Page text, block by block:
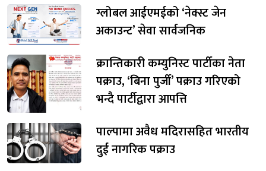
ग्लोबल आईएमईको ‘नेक्स्ट जेन
अकाउन्ट’ सेवा सार्वजनिक
क्रान्तिकारी कम्युनिस्ट पार्टीका नेता
पक्राउ, ‘बिना पुर्जी’ पक्राउ गरिएको
भन्दै पार्टीद्वारा आपत्ति
पाल्पामा अवैध मदिरासहित भारतीय
दुई नागरिक पक्राउ